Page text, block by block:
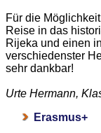
Für die
Reise in das
Rijeka und einen
verschiedenster
sehr dankbar!
Urte Hermann,
Erasmus+